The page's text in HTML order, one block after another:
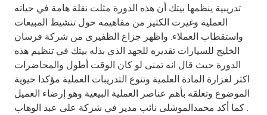
تدريبية ينظمها بيتك أن هذه الدورة مثلت نقلة هامة في حياته
العملية وغيرت الكثير من مفاهيمه حول تنشيط المبيعات
واستقطاب العملاء. واظهر جزاع الظفيرى من شركة فرسان
الخليج للسيارات تقديره للجهد الذي بذله بيتك في تنظيم هذه
الدورة حيث قال انه تمنى لو كان الوقت أطول والمحاضرات
اكثر لغزارة المادة العلمية وتنوع التدريبات العملية مؤكدا حيوية
الموضوع وتعلقه بأهم عناصر العملية البيعية وهو إرضاء العميل
. كما أكد محمدالموشلى نائب مدير في شركة على عبد الوهاب